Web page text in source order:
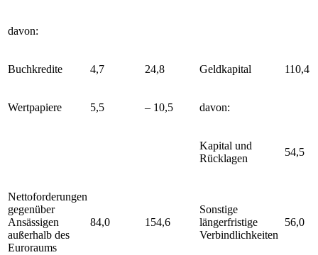
davon:
Buchkredite 4,7 24,8 Geldkapital 110,4
Wertpapiere 5,5 – 10,5 davon:
Kapital und
Rücklagen
54,5
Nettoforderungen
gegenüber
Ansässigen
außerhalb des
Euroraums
84,0 154,6
Sonstige
längerfristige
Verbindlichkeiten
56,0